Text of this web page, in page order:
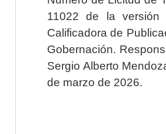
11022 de la versión
Calificadora de
Gobernación.
Sergio Alberto
de marzo de 2026.